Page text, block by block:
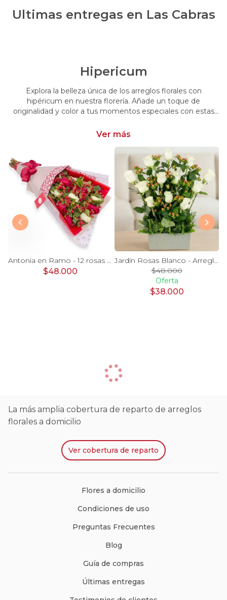
Ultimas entregas en Las Cabras
Hipericum
Explora la belleza única de los arreglos florales con
hipéricum en nuestra florería. Añade un toque de
originalidad y color a tus momentos especiales con estas
y dale un toque distintivo y vibrante a tus emociones.
Ver más
Antonia en Ramo - 12 rosas mix blanco y rojo con hypericum
$48.000
Jardín Rosas Blanco - Arreglo 12 rosas blanco e hypericum
$48.000
Oferta
$38.000
La más amplia cobertura de reparto de arreglos
florales a domicilio
Ver cobertura de reparto
Flores a domicilio
Condiciones de uso
Preguntas Frecuentes
Blog
Guía de compras
Últimas entregas